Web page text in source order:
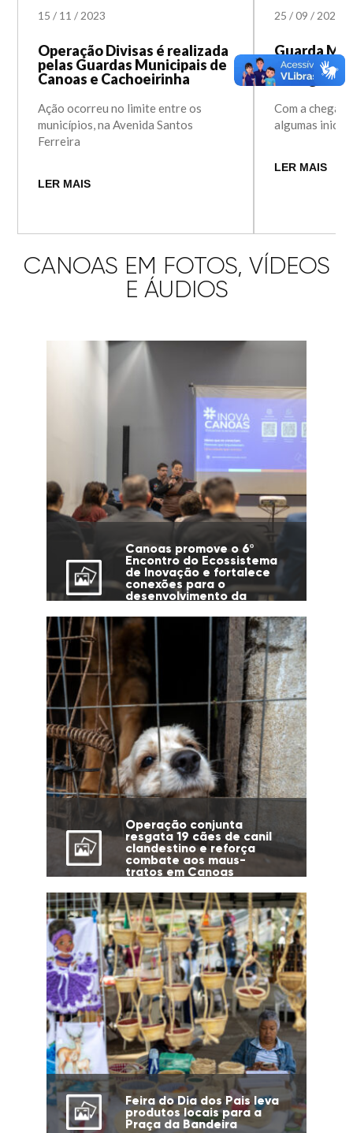
15/ 11/ 2023
Operação Divisas é realizada
pelas Guardas Municipais de
Canoas e Cachoeirinha
Ação ocorreu no limite entre os
municípios, na Avenida Santos
Ferreira
LER MAIS
25/09/ 2023
Guarda
outubro
na
Com a
algumas
LER MAIS
CANOAS EM FOTOS, VÍDEOS
E ÁUDIOS
Canoas promove o 6º
Encontro do Ecossistema
de Inovação e fortalece
conexões para o
desenvolvimento da
Operação conjunta
resgata 19 cães de canil
clandestino e reforça
combate aos maus-
tratos em Canoas
Feira do Dia dos Pais leva
produtos locais para a
Praça da Bandeira